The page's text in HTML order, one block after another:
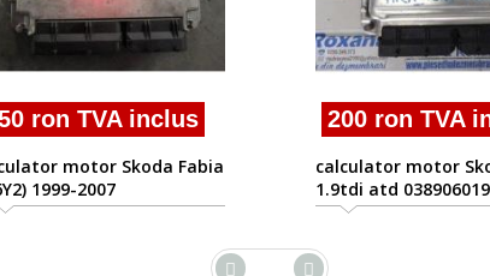
ron TVA inclus
motor Skoda Fabia
1999-2007
200 ron TVA
calculator motor
1.9tdi atd